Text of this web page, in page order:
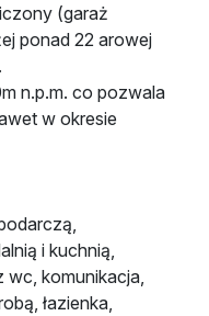
(garaż
ponad 22 arowej
n.p.m. co pozwala
w okresie
i kuchnią,
wc, komunikacja,
łazienka,